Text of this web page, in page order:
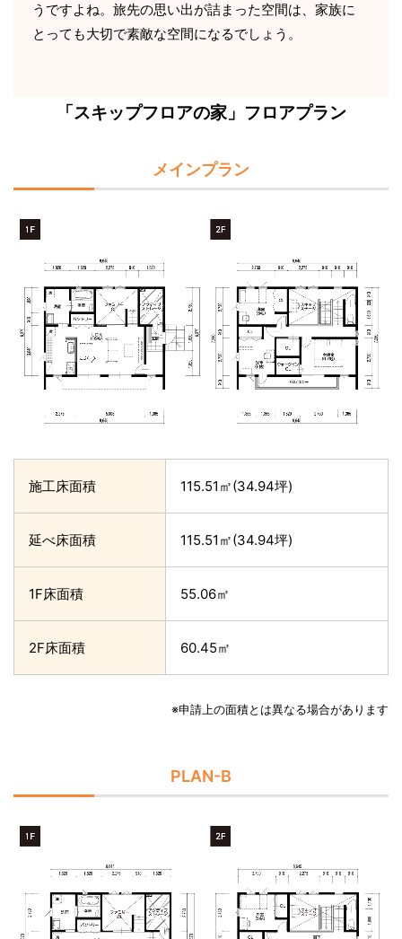
うですよね。旅先の思い出が詰まった空間は、家族に
とっても大切で素敵な空間になるでしょう。
「スキップフロアの家」 フロアプラン
メインプラン
施工床面積 115.51㎡(34.94坪)
延べ床面積 115.51㎡(34.94坪)
1F床面積 55.06㎡
2F床面積 60.45㎡
※申請上の面積とは異なる場合があります
PLAN-B